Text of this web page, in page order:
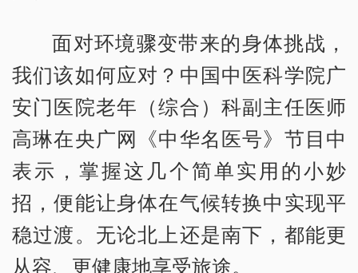
面对环境骤变带来的身体挑战，
我们该如何应对？中国中医科学院广
安门医院老年（综合）科副主任医师
高琳在央广网《中华名医号》节目中
表示，掌握这几个简单实用的小妙
招，便能让身体在气候转换中实现平
稳过渡。无论北上还是南下，都能更
从容、更健康地享受旅途。